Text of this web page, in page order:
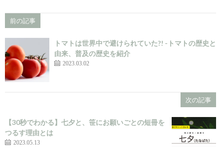
前の記事
トマトは世界中で避けられていた?! -トマトの歴史と
由来、普及の歴史を紹介
2023.03.02
次の記事
【30秒でわかる】七夕と、笹にお願いごとの短冊を
つるす理由とは
2023.05.13